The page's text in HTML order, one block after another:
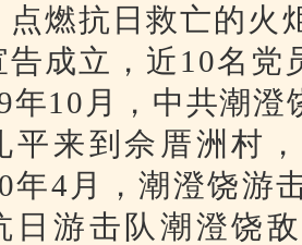
点燃抗日救亡的火
告成立，近10名党
年10月，中共潮
平来到佘厝洲村
年4月，潮澄饶游
日游击队潮澄饶